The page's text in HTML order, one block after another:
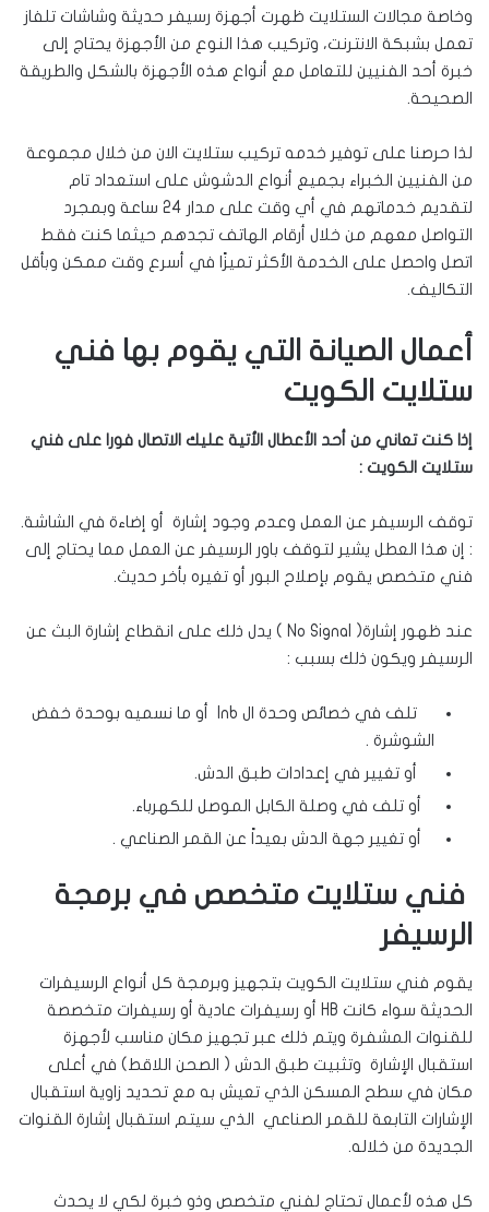
وخاصة مجالات الستلايت ظهرت أجهزة رسيفر حديثة وشاشات تلفاز
تعمل بشبكة الانترنت، وتركيب هذا النوع من الأجهزة يحتاج إلى
خبرة أحد الفنيين للتعامل مع أنواع هذه الأجهزة بالشكل والطريقة
الصحيحة.
لذا حرصنا على توفير خدمه تركيب ستلايت الان من خلال مجموعة
من الفنيين الخبراء بجميع أنواع الدشوش على استعداد تام
لتقديم خدماتهم في أي وقت على مدار 24 ساعة وبمجرد
التواصل معهم من خلال أرقام الهاتف تجدهم حيثما كنت فقط
اتصل واحصل على الخدمة الأكثر تميزًا في أسرع وقت ممكن وبأقل
التكاليف.
أعمال الصيانة التي يقوم بها فني
ستلايت الكويت
إذا كنت تعاني من أحد الأعطال الأتية عليك الاتصال فورا على فني
ستلايت الكويت :
توقف الرسيفر عن العمل وعدم وجود إشارة أو إضاءة في الشاشة.
: إن هذا العطل يشير لتوقف باور الرسيفر عن العمل مما يحتاج إلى
فني متخصص يقوم بإصلاح البور أو تغيره بأخر حديث.
عند ظهور إشارة( No Signal ) يدل ذلك على انقطاع إشارة البث عن
الرسيفر ويكون ذلك بسبب :
تلف في خصائص وحدة ال lnb أو ما نسميه بوحدة خفض
الشوشرة .
أو تغيير في إعدادات طبق الدش.
أو تلف في وصلة الكابل الموصل للكهرباء.
أو تغيير جهة الدش بعيداً عن القمر الصناعي .
فني ستلايت متخصص في برمجة
الرسيفر
يقوم فني ستلايت الكويت بتجهيز وبرمجة كل أنواع الرسيفرات
الحديثة سواء كانت HB أو رسيفرات عادية أو رسيفرات متخصصة
للقنوات المشفرة ويتم ذلك عبر تجهيز مكان مناسب لأجهزة
استقبال الإشارة وتثبيت طبق الدش ( الصحن اللاقط) في أعلى
مكان في سطح المسكن الذي تعيش به مع تحديد زاوية استقبال
الإشارات التابعة للقمر الصناعي الذي سيتم استقبال إشارة القنوات
الجديدة من خلاله.
كل هذه لأعمال تحتاج لفني متخصص وذو خبرة لكي لا يحدث